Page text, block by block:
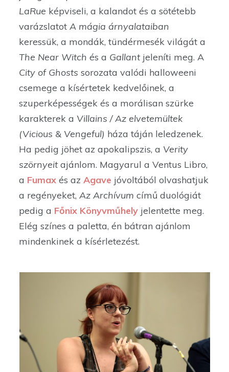
LaRue képviseli, a kalandot és a sötétebb
varázslatotA mágia árnyalataiban
keressük, a mondák, tündérmesék világát a
The Near Witch és a Gallantjeleníti meg. A
City of Ghosts sorozata valódi halloweeni
csemege a kísértetek kedvelőinek, a
szuperképességek és a morálisan szürke
karakterek a Villains / Az elvetemültek
(Vicious & Vengeful) háza táján leledzenek.
Ha pedig jöhet az apokalipszis, a Verity
szörnyeitajánlom. Magyarul a Ventus Libro,
a Fumax és azAgave jóvoltából olvashatjuk
a regényeket,Az Archívumcímű duológiát
pedig a Főnix Könyvműhely jelentette meg.
Elég színes a paletta, én bátran ajánlom
mindenkinek a kísérletezést.